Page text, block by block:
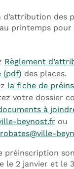
d’attribution des
printemps
Règlement
(pdf) des places.
la fiche de
votre dossier
à
beynost.fr ou
préinscription
le 2 janvier et le